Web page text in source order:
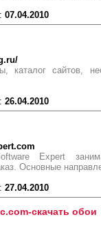
07.04.2010
каталог сайтов,
26.04.2010
Expert
Основные
27.04.2010
скачать обои